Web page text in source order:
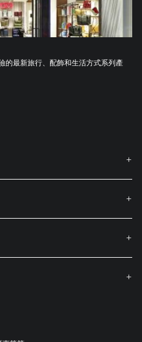
的最新旅行、配飾和生活方式系列產